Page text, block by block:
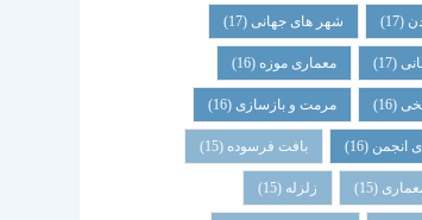
(17) شهر های جهانی(17)
(17) معماری موزه (16)
(16) مرمت و بازسازی(16)
انجمن (16) بافت فرسوده (15)
(15) زلزله (15)